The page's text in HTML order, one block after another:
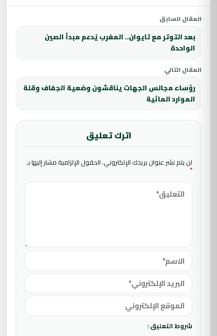
المقال السابق
بعد التوتر مع تايوان.. المغرب يُدعم مبدأ الصين
الواحدة
المقال التالي
رؤساء مجالس الجهات يناقشون وضعية الجفاف وقلة
الموارد المائية
اترك تعليق
لن يتم نشر عنوان بريدك الإلكتروني.الحقول الإلزامية مشار إليها بـ
*
شروط التعليق :